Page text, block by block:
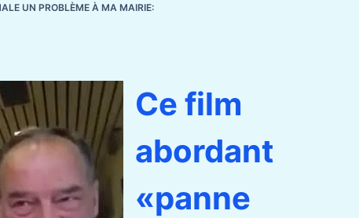
UN PROBLÈME À MA MAIRIE:
Ce film
abordant
«panne